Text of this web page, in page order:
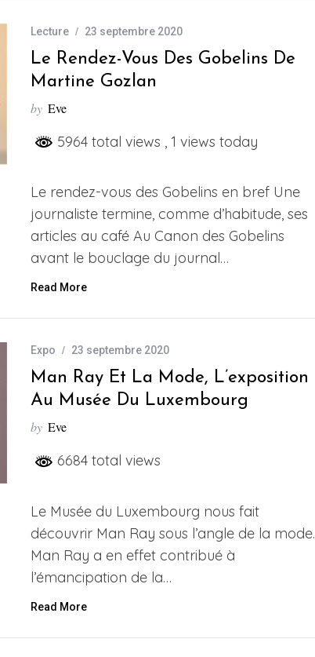
Lecture 23 septembre 2020
Le Rendez-Vous Des Gobelins De
Martine Gozlan
by Eve
5964 total views , 1 views today
Le rendez-vous des Gobelins en bref Une
journaliste termine, comme d’habitude, ses
articles au café Au Canon des Gobelins
avant le bouclage du journal…
Read More
Expo 23 septembre 2020
Man Ray Et La Mode, L’exposition
Au Musée Du Luxembourg
by Eve
6684 total views
Le Musée du Luxembourg nous fait
découvrir Man Ray sous l’angle de la mode.
Man Ray a en effet contribué à
l’émancipation de la…
Read More